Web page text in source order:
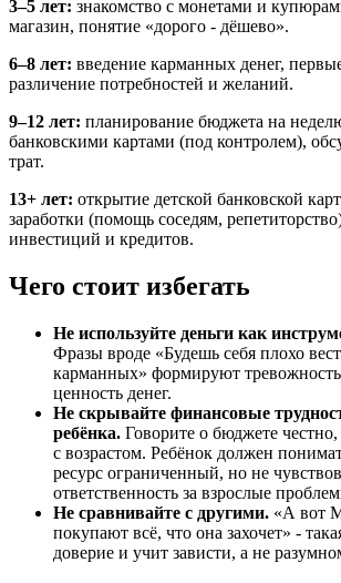
3–5 лет: знакомство с монетами и
магазин, понятие «дорого - дёшево».
6–8 лет: введение карманных денег,
различение потребностей и желаний.
9–12 лет: планирование бюджета на
банковскими картами (под контролем),
трат.
13+ лет: открытие детской банковской
заработки (помощь соседям,
инвестиций и кредитов.
Чего стоит избегать
Не используйте деньги как
Фразы вроде «Будешь себя плохо
карманных» формируют
ценность денег.
Не скрывайте финансовые
ребёнка. Говорите о бюджете
с возрастом. Ребёнок должен
ресурс ограниченный, но не
ответственность за взрослые
Не сравнивайте с другими. «А вот
покупают всё, что она захочет» -
доверие и учит зависти, а не